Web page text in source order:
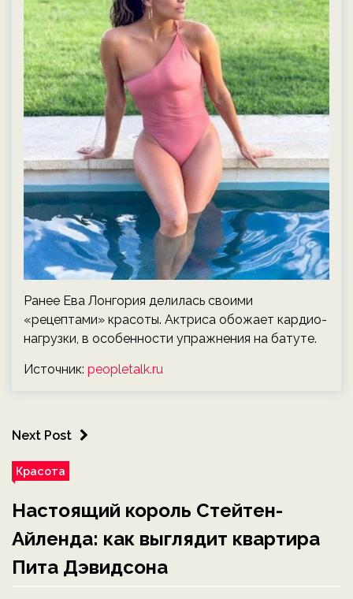
Ранее Ева Лонгория делилась своими
«рецептами» красоты. Актриса обожает кардио-
нагрузки, в особенности упражнения на батуте.
Источник: peopletalk.ru
Next Post
Красота
Настоящий король Стейтен-
Айленда: как выглядит квартира
Пита Дэвидсона